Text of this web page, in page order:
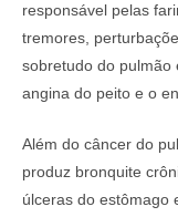
responsável pelas
tremores,
sobretudo do pulmão
angina do peito e o
Além do câncer do
produz bronquite
úlceras do estômago